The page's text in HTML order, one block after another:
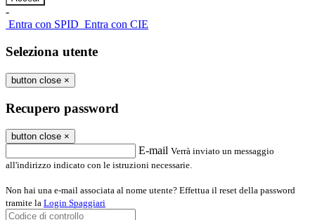
-
Entra con SPID Entra con CIE
Seleziona utente
button close ×
Recupero password
button close ×
E-mail Verrà inviato un messaggio
all'indirizzo indicato con le istruzioni necessarie.
Non hai una e-mail associata al nome utente? Effettua il reset della password
tramite la Login Spaggiari